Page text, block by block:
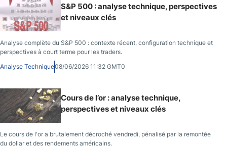
S&P 500 : analyse technique, perspectives
et niveaux clés
Analyse complète du S&P 500 : contexte récent, configuration technique et
perspectives à court terme pour les traders.
Analyse Technique08/06/2026 11:32 GMT0
Cours de l’or : analyse technique,
perspectives et niveaux clés
Le cours de l'or a brutalement décroché vendredi, pénalisé par la remontée
du dollar et des rendements américains.